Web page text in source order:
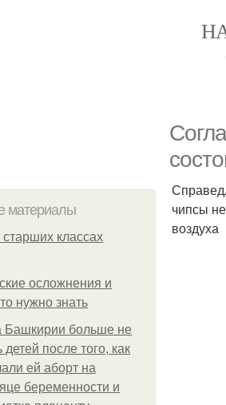
материалы
старших классах
осложнения и
нужно знать
Башкирии больше не
после того, как
ей аборт на
беременности и
чипсы
воздуха